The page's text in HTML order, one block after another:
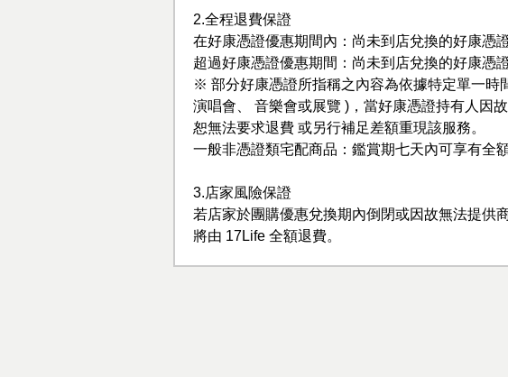
2.全程退費保證
在好康憑證優惠期間內：尚未到店兌換的好康憑
超過好康憑證優惠期間：尚未到店兌換的好康憑
※ 部分好康憑證所指稱之內容為依據特定單一時
演唱會、 音樂會或展覽 )，當好康憑證持有人因
恕無法要求退費 或另行補足差額重現該服務。
一般非憑證類宅配商品：鑑賞期七天內可享有全額
3.店家風險保證
若店家於團購優惠兌換期內倒閉或因故無法提供
將由 17Life 全額退費。